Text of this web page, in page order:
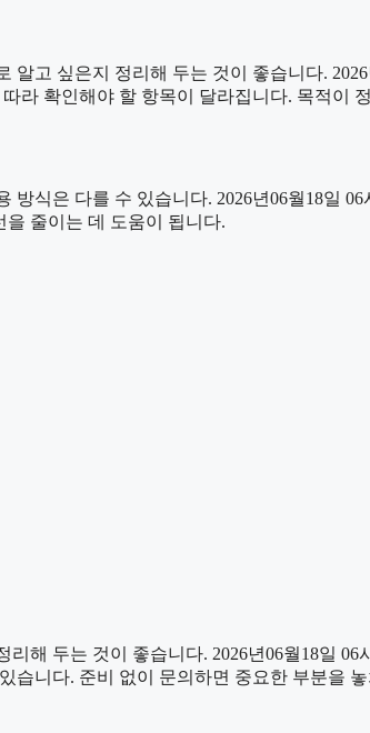
고 싶은지 정리해 두는 것이 좋습니다.
라 확인해야 할 항목이 달라집니다. 목적이
식은 다를 수 있습니다. 2026년06월18일
줄이는 데 도움이 됩니다.
해 두는 것이 좋습니다. 2026년06월18일
니다. 준비 없이 문의하면 중요한 부분을